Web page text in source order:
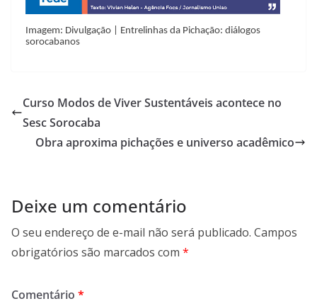
Imagem: Divulgação | Entrelinhas da Pichação: diálogos
sorocabanos
Curso Modos de Viver Sustentáveis acontece no
Sesc Sorocaba
Obra aproxima pichações e universo acadêmico
Deixe um comentário
O seu endereço de e-mail não será publicado. Campos
obrigatórios são marcados com *
Comentário *